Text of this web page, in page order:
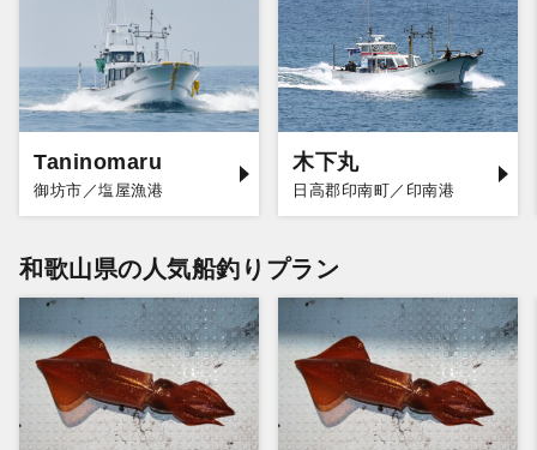
Taninomaru
御坊市／塩屋漁港
木下丸
日高郡印南町／印南港
和歌山県の人気船釣りプラン